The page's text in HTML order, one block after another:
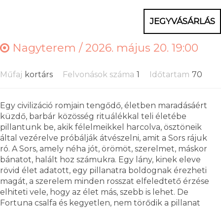
JEGYVÁSÁRLÁS
Nagyterem /2026. május 20. 19:00
Műfaj kortárs Felvonások száma 1 Időtartam 70
Egy civilizáció romjain tengődő, életben maradásáért
küzdő, barbár közösség rituálékkal teli életébe
pillantunk be, akik félelmeikkel harcolva, ösztöneik
által vezérelve próbálják átvészelni, amit a Sors rájuk
ró. A Sors, amely néha jót, örömöt, szerelmet, máskor
bánatot, halált hoz számukra. Egy lány, kinek eleve
rövid élet adatott, egy pillanatra boldognak érezheti
magát, a szerelem minden rosszat elfeledtető érzése
elhiteti vele, hogy az élet más, szebb is lehet. De
Fortuna csalfa és kegyetlen, nem törődik a pillanat